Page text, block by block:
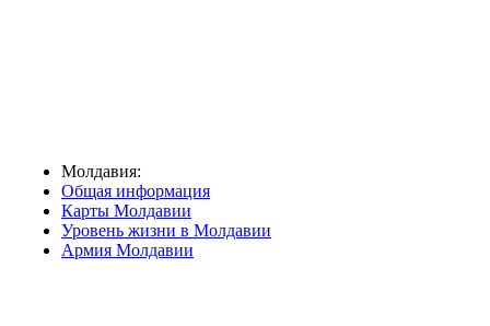
Молдавия:
Общая информация
Карты Молдавии
Уровень жизни в Молдавии
Армия Молдавии